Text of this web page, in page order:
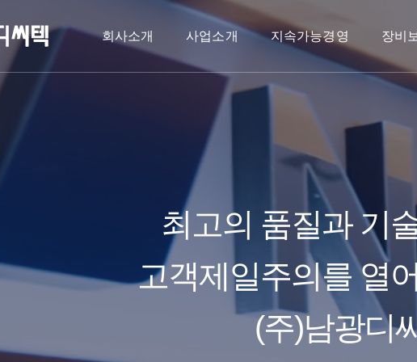
회사소개 사업소개 지속가능경영 장비
최고의 품질과 기
고객제일주의를 열
(주)남광디